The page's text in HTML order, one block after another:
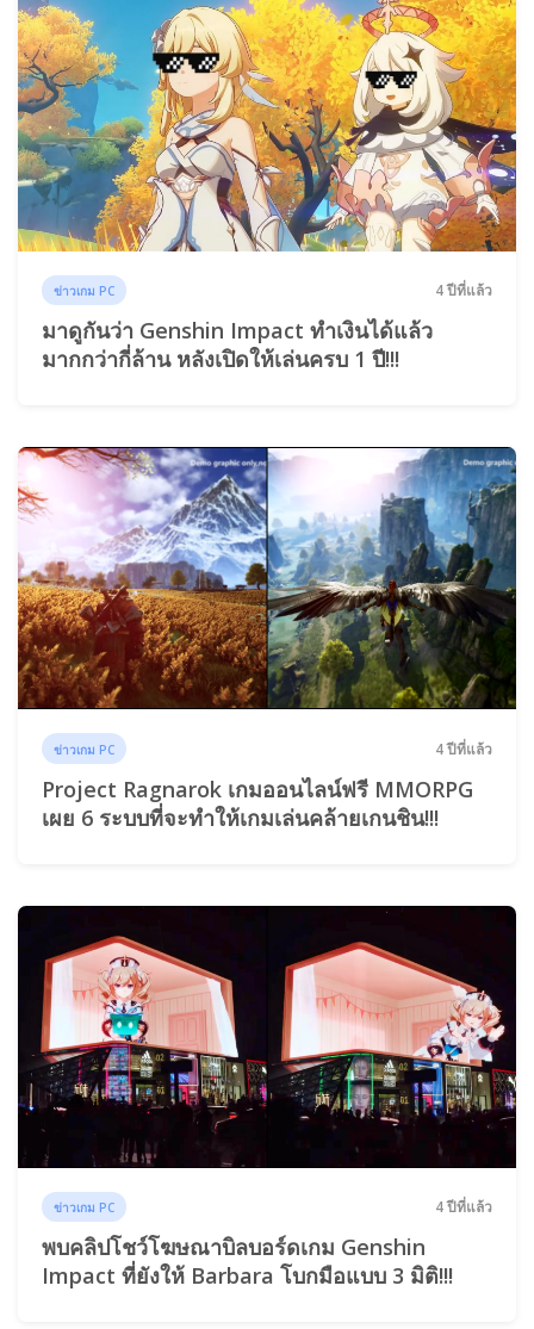
ข่าวเกม PC 4 ปีที่แล้ว
มาดูกันว่า Genshin Impact ทำเงินได้แล้ว
มากกว่ากี่ล้าน หลังเปิดให้เล่นครบ 1 ปี!!!
ข่าวเกม PC 4 ปีที่แล้ว
Project Ragnarok เกมออนไลน์ฟรี MMORPG
เผย 6 ระบบที่จะทำให้เกมเล่นคล้ายเกนชิน!!!
ข่าวเกม PC 4 ปีที่แล้ว
พบคลิปโชว์โฆษณาบิลบอร์ดเกม Genshin
Impact ที่ยังให้ Barbara โบกมือแบบ 3 มิติ!!!